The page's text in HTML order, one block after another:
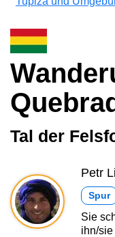
Tal der
Petr
Spur
Sie
ihn/